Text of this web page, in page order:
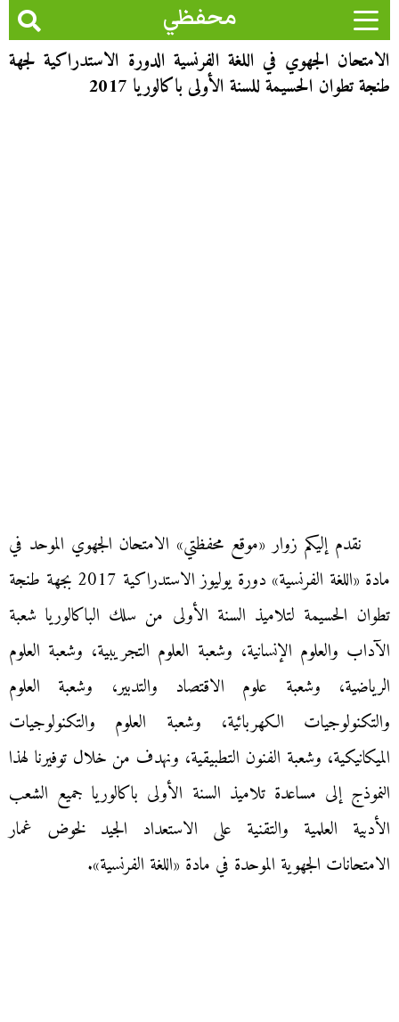
محفظي
الامتحان الجهوي في اللغة الفرنسية الدورة الاستدراكية لجهة
طنجة تطوان الحسيمة للسنة الأولى باكالوريا 2017
نقدم إليكم زوار «موقع محفظتي» الامتحان الجهوي الموحد في
مادة «اللغة الفرنسية» دورة يوليوز الاستدراكية 2017 بجهة طنجة
تطوان الحسيمة لتلاميذ السنة الأولى من سلك الباكالوريا شعبة
الآداب والعلوم الإنسانية، وشعبة العلوم التجريبية، وشعبة العلوم
الرياضية، وشعبة علوم الاقتصاد والتدبير، وشعبة العلوم
والتكنولوجيات الكهربائية، وشعبة العلوم والتكنولوجيات
الميكانيكية، وشعبة الفنون التطبيقية، ونهدف من خلال توفيرنا لهذا
النموذج إلى مساعدة تلاميذ السنة الأولى باكالوريا جميع الشعب
الأدبية العلمية والتقنية على الاستعداد الجيد لخوض غمار
الامتحانات الجهوية الموحدة في مادة «اللغة الفرنسية».